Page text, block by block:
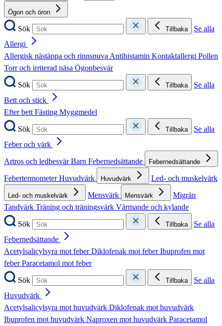
Ögon och öron
Sök Tillbaka
Se alla
Allergi
Allergisk nästäppa och rinnsnuvaAntihistamin Kontaktallergi Pollen
Torr och irriterad näsa Ögonbesvär
Sök
Tillbaka
Se alla
Bett och stick
Efter bettFästing Myggmedel
Sök
Tillbaka
Se alla
Feber och värk
Artros och ledbesvärBarn Febernedsättande Febernedsättande
FebertermometerHuvudvärk Huvudvärk Led- och muskelvärk
Led- och muskelvärk Mensvärk Mensvärk
Migrän
Tandvärk Träning och träningsvärk Värmande och kylande
Sök
Tillbaka
Se alla
Febernedsättande
Acetylsalicylsyra mot feberDiklofenak mot feberIbuprofen mot
feberParacetamol mot feber
Sök
Tillbaka
Se alla
Huvudvärk
Acetylsalicylsyra mot huvudvärk Diklofenak mot huvudvärk
Ibuprofen mot huvudvärk Naproxen mot huvudvärk Paracetamol